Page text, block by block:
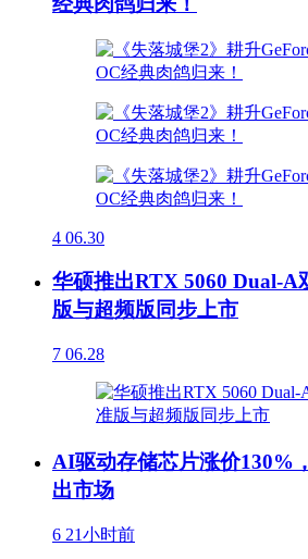
4 06.30
华硕推出RTX 5060 Dual-A
版与超频版同步上市
7 06.28
AI驱动存储芯片涨价130%
出市场
6 21小时前